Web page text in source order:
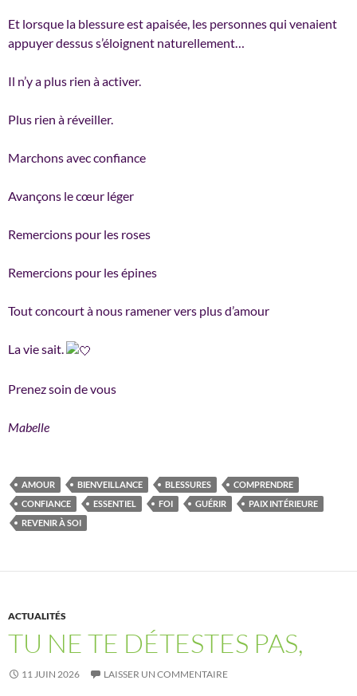
Et lorsque la blessure est apaisée, les personnes qui venaient
appuyer dessus s’éloignent naturellement…
Il n’y a plus rien à activer.
Plus rien à réveiller.
Marchons avec confiance
Avançons le cœur léger
Remercions pour les roses
Remercions pour les épines
Tout concourt à nous ramener vers plus d’amour
La vie sait.
Prenez soin de vous
Mabelle
AMOUR BIENVEILLANCE BLESSURES
COMPRENDRE
CONFIANCE
ESSENTIEL FOI GUÉRIR
PAIX INTÉRIEURE
REVENIR À SOI
ACTUALITÉS
TU NE TE DÉTESTES PAS,
11 JUIN 2026 LAISSER UN COMMENTAIRE